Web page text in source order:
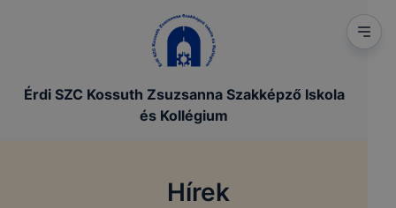
Érdi SZC Kossuth Zsuzsanna Szakképző Iskola
és Kollégium
Hírek